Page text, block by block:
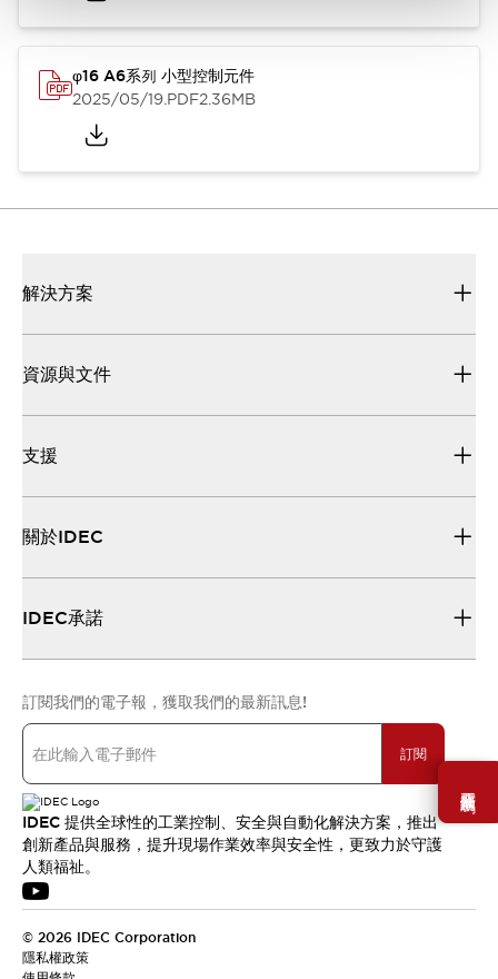
需要幫助嗎？
φ16 A6系列 小型控制元件
2025/05/19.PDF2.36MB
解決方案
資源與文件
支援
關於IDEC
IDEC承諾
訂閱我們的電子報，獲取我們的最新訊息!
訂閱
IDEC 提供全球性的工業控制、安全與自動化解決方案，推出
創新產品與服務，提升現場作業效率與安全性，更致力於守護
人類福祉。
© 2026 IDEC Corporation
隱私權政策